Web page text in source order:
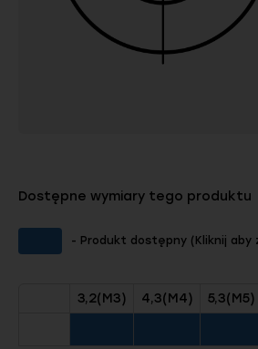
Dostępne wymiary tego produktu
- Produkt dostępny (Kliknij aby
3,2(M3) 4,3(M4) 5,3(M5)